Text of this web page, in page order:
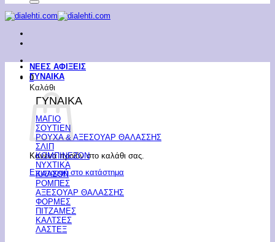
0
Καλάθι
Κανένα προϊόν στο καλάθι σας.
Επιστροφή στο κατάστημα
ΝΕΕΣ ΑΦΙΞΕΙΣ
ΓΥΝΑΙΚΑ
ΓΥΝΑΙΚΑ
ΜΑΓΙΟ
ΣΟΥΤΙΕΝ
ΡΟΥΧΑ & ΑΞΕΣΟΥΑΡ ΘΑΛΑΣΣΗΣ
ΣΛΙΠ
ΚΟΜΠΙΝΕΖΟΝ
ΝΥΧΤΙΚΑ
ΚΑΛΣΟΝ
ΡΟΜΠΕΣ
ΑΞΕΣΟΥΑΡ ΘΑΛΑΣΣΗΣ
ΦΟΡΜΕΣ
ΠΙΤΖΑΜΕΣ
ΚΑΛΤΣΕΣ
ΛΑΣΤΕΞ